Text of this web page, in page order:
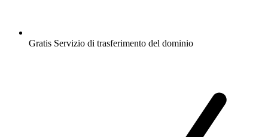
Gratis Servizio di trasferimento del dominio